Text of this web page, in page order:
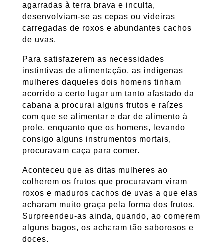
agarradas à terra brava e inculta,
desenvolviam-se as cepas ou videiras
carregadas de roxos e abundantes cachos
de uvas.
Para satisfazerem as necessidades
instintivas de alimentação, as indígenas
mulheres daqueles dois homens tinham
acorrido a certo lugar um tanto afastado da
cabana a procurai alguns frutos e raízes
com que se alimentar e dar de alimento à
prole, enquanto que os homens, levando
consigo alguns instrumentos mortais,
procuravam caça para comer.
Aconteceu que as ditas mulheres ao
colherem os frutos que procuravam viram
roxos e maduros cachos de uvas a que elas
acharam muito graça pela forma dos frutos.
Surpreendeu-as ainda, quando, ao comerem
alguns bagos, os acharam tão saborosos e
doces.